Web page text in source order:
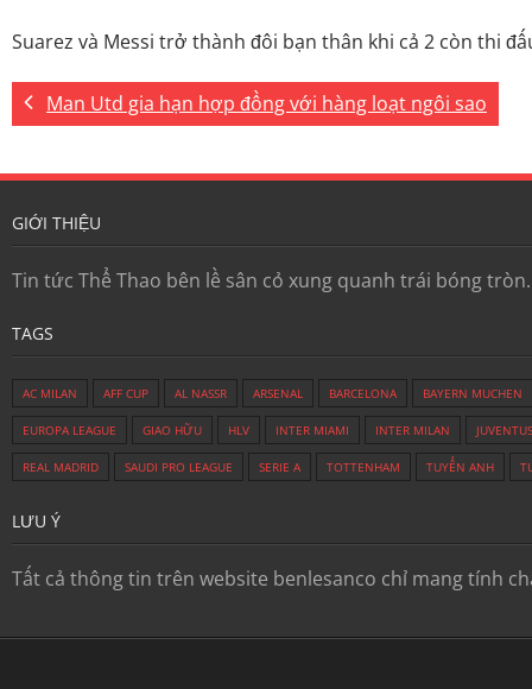
Suarez và Messi trở thành đôi bạn thân khi cả 2 còn thi
Man Utd gia hạn hợp đồng với hàng loạt ngôi sao
GIỚI THIỆU
Tin tức Thể Thao bên lề sân cỏ xung quanh trái bóng
TAGS
AC MILAN AFF CUP AL NASSR ARSENAL BARCELONA BAYERN MUCHEN
EUROPA LEAGUE GIAO HỮU HLV INTER MIAMI INTER MILAN JUVENTUS
REAL MADRID SAUDI PRO LEAGUE SERIE A TOTTENHAM TUYỂN ANH
LƯU Ý
Tất cả thông tin trên website benlesanco chỉ mang tính